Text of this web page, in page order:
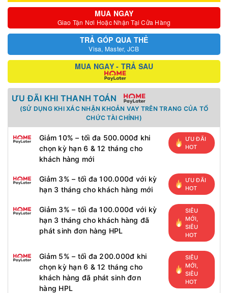
MUA NGAY
Giao Tận Nơi Hoặc Nhận Tại Cửa Hàng
TRẢ GÓP QUA THẺ
Visa, Master, JCB
MUA NGAY - TRẢ SAU
ƯU ĐÃI KHI THANH TOÁN
(SỬ DỤNG KHI XÁC NHẬN KHOẢN VAY TRÊN TRANG CỦA TỔ
CHỨC TÀI CHÍNH)
Giảm 10% – tối đa 500.000đ khi
chọn kỳ hạn 6 & 12 tháng cho
khách hàng mới
ƯU ĐÃI
HOT
Giảm 3% – tối đa 100.000đ với kỳ
hạn 3 tháng cho khách hàng mới
ƯU ĐÃI
HOT
Giảm 3% – tối đa 100.000đ với kỳ
hạn 3 tháng cho khách hàng đã
phát sinh đơn hàng HPL
SIÊU
MỚI,
SIÊU
HOT
Giảm 5% – tối đa 200.000đ khi
chọn kỳ hạn 6 & 12 tháng cho
khách hàng đã phát sinh đơn
hàng HPL
SIÊU
MỚI,
SIÊU
HOT